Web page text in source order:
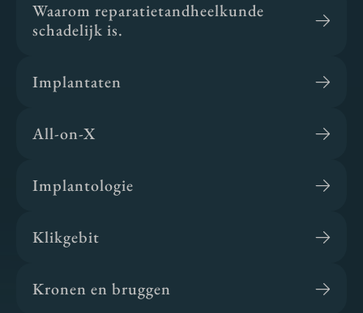
Waarom reparatietandheelkunde
schadelijk is.
Implantaten
All-on-X
Implantologie
Klikgebit
Kronen en bruggen